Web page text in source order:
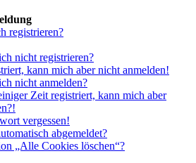
registrieren?
nicht registrieren?
kann mich aber nicht anmelden!
nicht anmelden?
Zeit registriert, kann mich aber
vergessen!
abgemeldet?
„Alle Cookies löschen“?